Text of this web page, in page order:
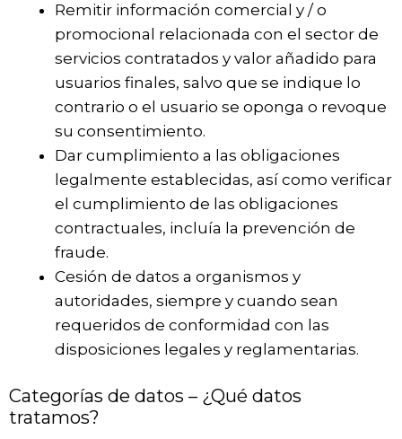
Remitir información comercial y / o
promocional relacionada con el sector de
servicios contratados y valor añadido para
usuarios finales, salvo que se indique lo
contrario o el usuario se oponga o revoque
su consentimiento.
Dar cumplimiento a las obligaciones
legalmente establecidas, así como verificar
el cumplimiento de las obligaciones
contractuales, incluía la prevención de
fraude.
Cesión de datos a organismos y
autoridades, siempre y cuando sean
requeridos de conformidad con las
disposiciones legales y reglamentarias.
Categorías de datos – ¿Qué datos
tratamos?